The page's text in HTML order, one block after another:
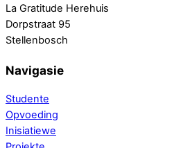
La Gratitude Herehuis
Dorpstraat 95
Stellenbosch
Navigasie
Studente
Opvoeding
Inisiatiewe